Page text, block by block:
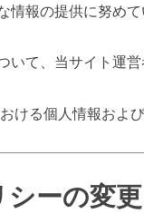
報の提供に努め
て、当サイト運営
ける個人情報およ
ーの変